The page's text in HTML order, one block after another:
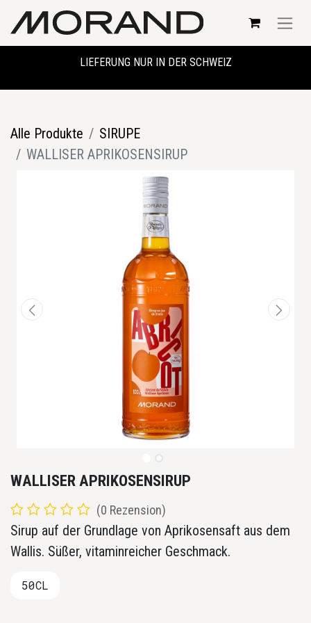
LIEFERUNG NUR IN DER SCHWEIZ
Alle Produkte
SIRUPE
WALLISER APRIKOSENSIRUP
WALLISER APRIKOSENSIRUP
(0 Rezension)
Sirup auf der Grundlage von Aprikosensaft aus dem
Wallis. Süßer, vitaminreicher Geschmack.
50CL